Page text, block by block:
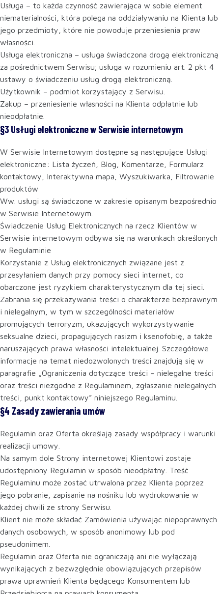
Usługa – to każda czynność zawierająca w sobie element
niematerialności, która polega na oddziaływaniu na Klienta lub
jego przedmioty, które nie powoduje przeniesienia praw
własności.
Usługa elektroniczna – usługa świadczona drogą elektroniczną
za pośrednictwem Serwisu; usługa w rozumieniu art. 2 pkt 4
ustawy o świadczeniu usług drogą elektroniczną.
Użytkownik – podmiot korzystający z Serwisu.
Zakup – przeniesienie własności na Klienta odpłatnie lub
nieodpłatnie.
§3 Usługi elektroniczne w Serwisie internetowym
W Serwisie Internetowym dostępne są następujące Usługi
elektroniczne: Lista życzeń, Blog, Komentarze, Formularz
kontaktowy, Interaktywna mapa, Wyszukiwarka, Filtrowanie
produktów
Ww. usługi są świadczone w zakresie opisanym bezpośrednio
w Serwisie Internetowym.
Świadczenie Usług Elektronicznych na rzecz Klientów w
Serwisie internetowym odbywa się na warunkach określonych
w Regulaminie
Korzystanie z Usług elektronicznych związane jest z
przesyłaniem danych przy pomocy sieci internet, co
obarczone jest ryzykiem charakterystycznym dla tej sieci.
Zabrania się przekazywania treści o charakterze bezprawnym
i nielegalnym, w tym w szczególności materiałów
promujących terroryzm, ukazujących wykorzystywanie
seksualne dzieci, propagujących rasizm i ksenofobię, a także
naruszających prawa własności intelektualnej. Szczegółowe
informacje na temat niedozwolonych treści znajdują się w
paragrafie „Ograniczenia dotyczące treści – nielegalne treści
oraz treści niezgodne z Regulaminem, zgłaszanie nielegalnych
treści, punkt kontaktowy” niniejszego Regulaminu.
§4 Zasady zawierania umów
Regulamin oraz Oferta określają zasady współpracy i warunki
realizacji umowy.
Na samym dole Strony internetowej Klientowi zostaje
udostępniony Regulamin w sposób nieodpłatny. Treść
Regulaminu może zostać utrwalona przez Klienta poprzez
jego pobranie, zapisanie na nośniku lub wydrukowanie w
każdej chwili ze strony Serwisu.
Klient nie może składać Zamówienia używając niepoprawnych
danych osobowych, w sposób anonimowy lub pod
pseudonimem.
Regulamin oraz Oferta nie ograniczają ani nie wyłączają
wynikających z bezwzględnie obowiązujących przepisów
prawa uprawnień Klienta będącego Konsumentem lub